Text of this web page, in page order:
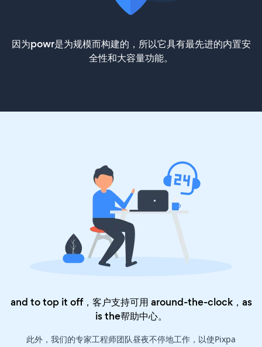
因为powr是为规模而构建的，所以它具有最先进的内置安
全性和大容量功能。
and to top it off，客户支持可用 around-the-clock，as
is the帮助中心。
此外，我们的专家工程师团队昼夜不停地工作，以使Pixpa